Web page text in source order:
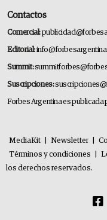
Contactos
Comercial:
Editorial:
Summit:
Suscripciones:
Forbes Argentina es publicada
MediaKit Newsletter
Términos y condiciones
los derechos reservados.